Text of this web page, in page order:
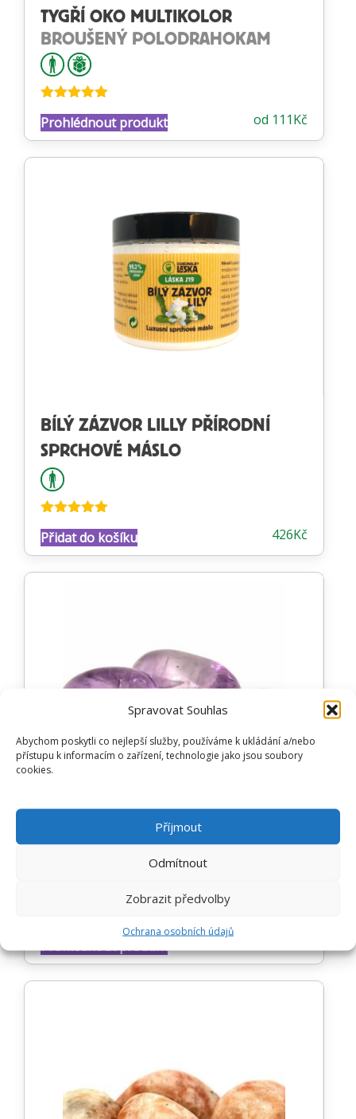
Spravovat Souhlas
Abychom poskytli co nejlepší služby, používáme k ukládání a/nebo
přístupu k informacím o zařízení, technologie jako jsou soubory
cookies.
Příjmout
Odmítnout
Zobrazit předvolby
Ochrana osobních údajů
TYGŘÍ OKO MULTIKOLOR
BROUŠENÝ POLODRAHOKAM
5.00z 5 od 111Kč
Prohlédnout produkt
BÍLÝ ZÁZVOR LILLY PŘÍRODNÍ
SPRCHOVÉ MÁSLO
4.97z 5 426Kč
Přidat do košíku
BROUŠENÝ POLODRAHOKAM
z
Prohlédnout produkt